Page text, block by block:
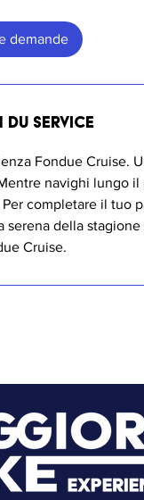
demande
du service
Fondue Cruise.
navighi lungo
completare il tuo
della